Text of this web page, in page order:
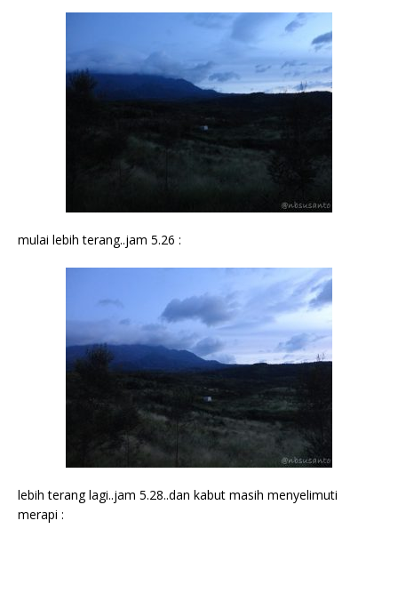
mulai lebih terang..jam 5.26 :
lebih terang lagi..jam 5.28..dan kabut masih menyelimuti
merapi :